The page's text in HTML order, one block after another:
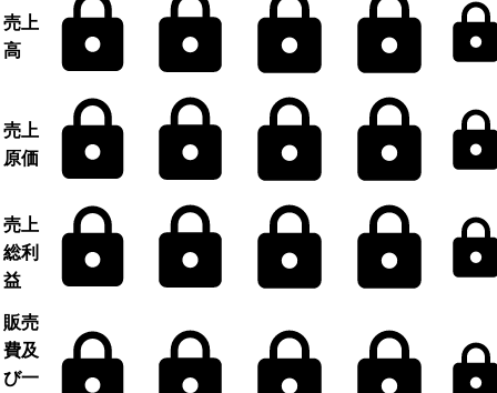
売上
高
売上
原価
売上
総利
益
販売
費及
び一